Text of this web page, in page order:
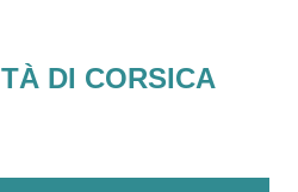
DI CORSICA